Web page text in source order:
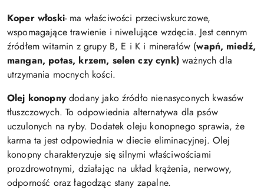
Koper włoski- ma właściwości przeciwskurczowe,
wspomagające trawienie i niwelujące wzdęcia. Jest cennym
źródłem witamin z grupy B, E i K i minerałów (wapń, miedź,
mangan, potas, krzem, selen czy cynk)ważnych dla
utrzymania mocnych kości.
Olej konopnydodany jako źródło nienasyconych kwasów
tłuszczowych. To odpowiednia alternatywa dla psów
uczulonych na ryby. Dodatek oleju konopnego sprawia, że
karma ta jest odpowiednia w diecie eliminacyjnej. Olej
konopny charakteryzuje się silnymi właściwościami
prozdrowotnymi, działając na układ krążenia, nerwowy,
odporność oraz łagodząc stany zapalne.